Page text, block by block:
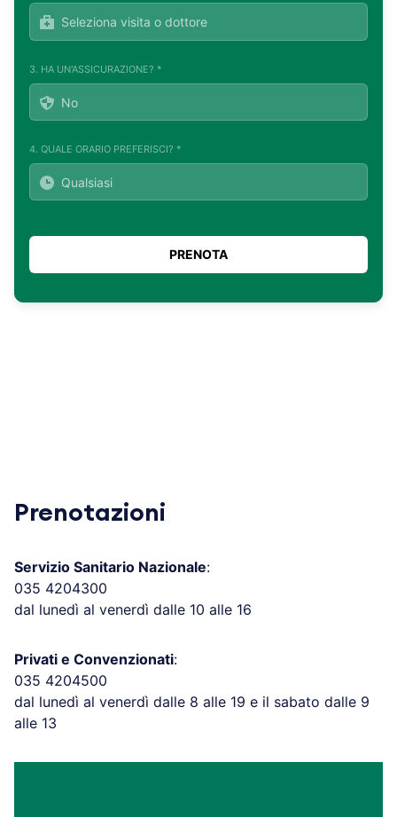
3. HA UN'ASSICURAZIONE? *
4. QUALE ORARIO PREFERISCI? *
Prenotazioni
Servizio Sanitario Nazionale:
035 4204300
dal lunedì al venerdì dalle 10 alle 16
Privati e Convenzionati:
035 4204500
dal lunedì al venerdì dalle 8 alle 19 e il sabato dalle 9
alle 13